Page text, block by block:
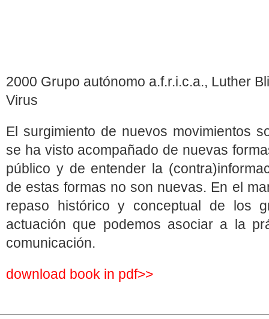
2000 Grupo autónomo a.f.r.i.c.a., Luther
Virus
El surgimiento de nuevos movimientos
se ha visto acompañado de nuevas
público y de entender la
de estas formas no son nuevas. En el
repaso histórico y conceptual de los
actuación que podemos asociar a la
comunicación.
download book in pdf>>